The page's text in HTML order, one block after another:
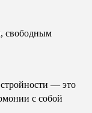
свободным
— это
с собой